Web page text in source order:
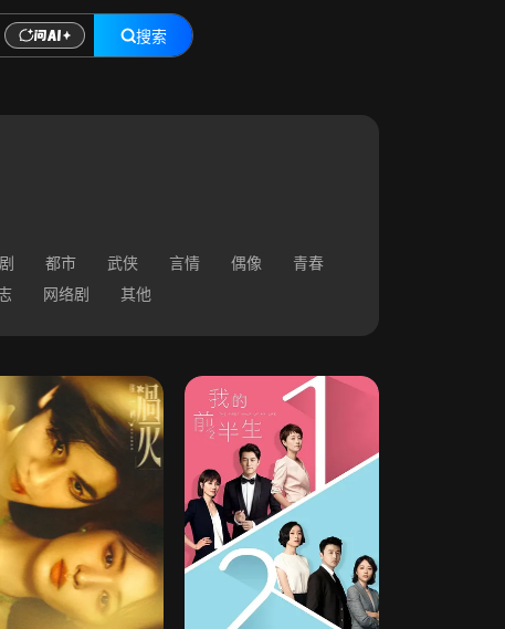
搜索
都市 武侠 言情 偶像
青春
网络剧 其他